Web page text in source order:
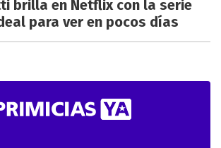
brilla en Netflix con la serie
para ver en pocos días